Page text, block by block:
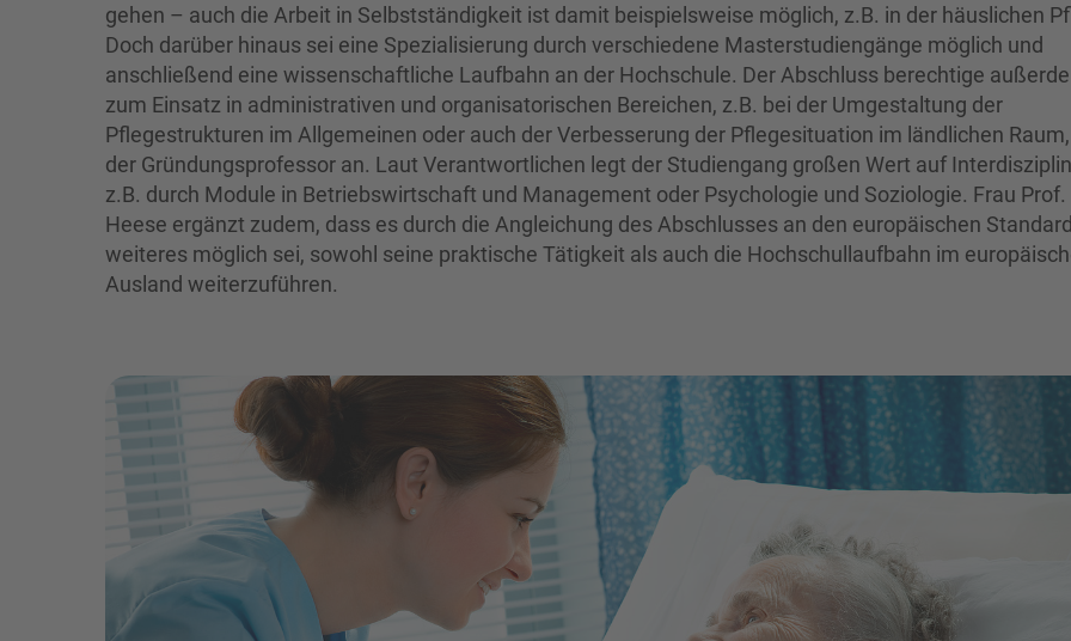
gehen – auch die Arbeit in Selbstständigkeit ist damit beispielsweise möglich, z.B. in der häuslichen
Doch darüber hinaus sei eine Spezialisierung durch verschiedene Masterstudiengänge möglich und
anschließend eine wissenschaftliche Laufbahn an der Hochschule. Der Abschluss berechtige
zum Einsatz in administrativen und organisatorischen Bereichen, z.B. bei der Umgestaltung der
Pflegestrukturen im Allgemeinen oder auch der Verbesserung der Pflegesituation im ländlichen
der Gründungsprofessor an. Laut Verantwortlichen legt der Studiengang großen Wert auf
z.B. durch Module in Betriebswirtschaft und Management oder Psychologie und Soziologie. Frau Prof.
Heese ergänzt zudem, dass es durch die Angleichung des Abschlusses an den europäischen
weiteres möglich sei, sowohl seine praktische Tätigkeit als auch die Hochschullaufbahn im
Ausland weiterzuführen.